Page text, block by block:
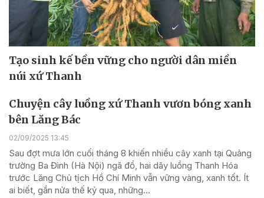
Tạo sinh kế bền vững cho người dân miền
núi xứ Thanh
Chuyện cây luồng xứ Thanh vươn bóng xanh
bên Lăng Bác
02/09/2025 13:45
Sau đợt mưa lớn cuối tháng 8 khiến nhiều cây xanh tại Quảng
trường Ba Đình (Hà Nội) ngã đổ, hai dãy luồng Thanh Hóa
trước Lăng Chủ tịch Hồ Chí Minh vẫn vững vàng, xanh tốt. Ít
ai biết, gần nửa thế kỷ qua, những...